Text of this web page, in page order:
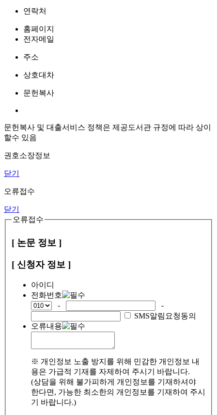
연락처
홈페이지
전자메일
주소
상호대차
문헌복사
문헌복사 및 대출서비스 정책은 제공도서관 규정에 따라 상이
할수 있음
권호소장정보
닫기
오류접수
닫기
오류접수
[ 논문 정보 ]
[ 신청자 정보 ]
아이디
전화번호
-
-
SMS알림요청동의
오류내용
※ 개인정보 노출 방지를 위해 민감한 개인정보 내
용은 가급적 기재를 자제하여 주시기 바랍니다.
(상담을 위해 불가피하게 개인정보를 기재하셔야
한다면, 가능한 최소한의 개인정보를 기재하여 주시
기 바랍니다.)